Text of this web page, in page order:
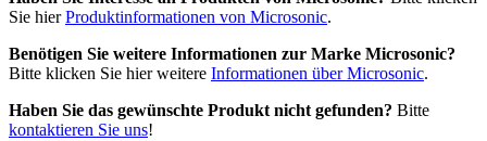
Sie hierProduktinformationen von Microsonic.
Benötigen Sie weitere Informationen zur Marke Microsonic?
Bitte klicken Sie hier weitere Informationen über Microsonic.
Haben Sie das gewünschte Produkt nicht gefunden? Bitte
kontaktieren Sie uns!